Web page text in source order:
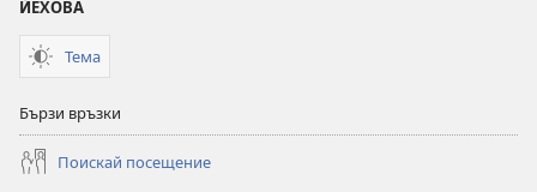
ЙЕХОВА
Тема
Бързи връзки
Поискай посещение